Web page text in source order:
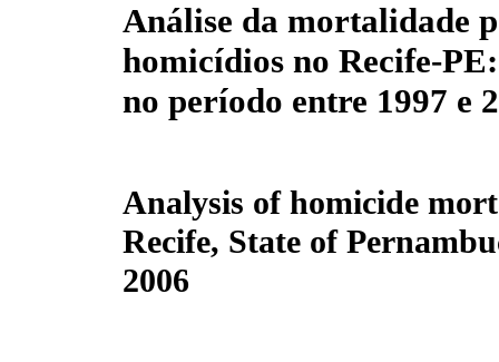
Análise da mortalidade
homicídios no Recife-
no período entre 1997 e
Analysis of homicide
Recife, State of
2006